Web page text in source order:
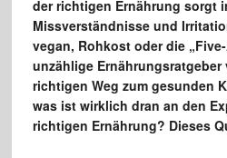
der richtigen Ernährung sorgt
Missverständnisse und
vegan, Rohkost oder die
unzählige Ernährungsratgeber
richtigen Weg zum gesunden
was ist wirklich dran an den
richtigen Ernährung? Dieses